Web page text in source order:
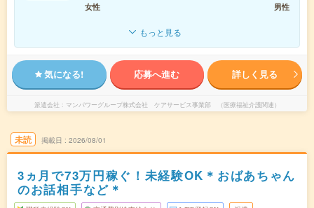
女性
男性
もっと見る
気になる! 応募へ進む 詳しく見る
派遣会社 マンパワーグループ株式会社 ケアサービス事業部 （医療福祉介護関連）
未読 掲載日 2026/08/01
3ヵ月で73万円稼ぐ！未経験OK＊おばあちゃん
のお話相手など＊